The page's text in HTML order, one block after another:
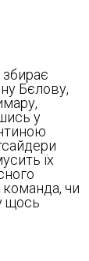
збирає
Бєлову,
у
їх
чи
щось